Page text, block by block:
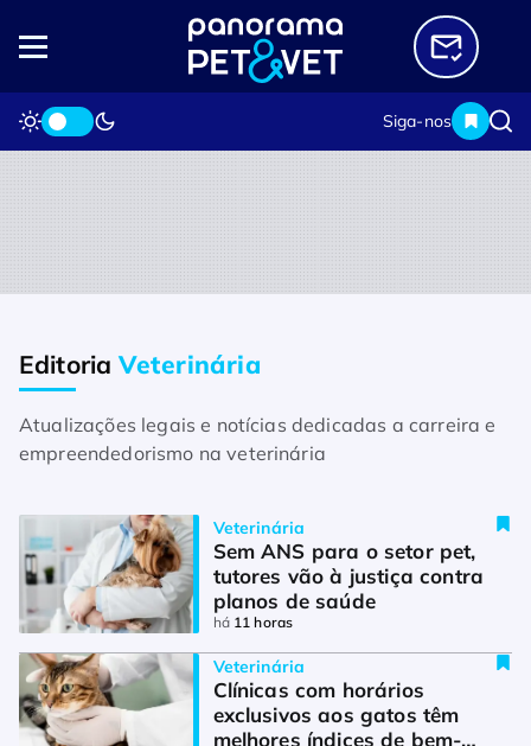
Siga-nos
Home Editorias Veterinária
EditoriaVeterinária
Atualizações legais e notícias dedicadas a carreira e
empreendedorismo na veterinária
Veterinária
Caxias do Sul sedia encontro dedicado à
saúde e ao bem-estar dos felinos
Veterinária
Sem ANS para o setor pet,
tutores vão à justiça contra
planos de saúde
há 11 horas
Veterinária
Clínicas com horários
exclusivos aos gatos têm
melhores índices de bem-